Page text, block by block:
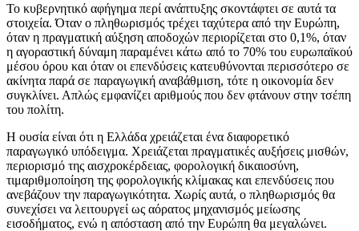
Το κυβερνητικό αφήγημα περί ανάπτυξης σκοντάφτει σε αυτά τα
στοιχεία. Όταν ο πληθωρισμός τρέχει ταχύτερα από την Ευρώπη,
όταν η πραγματική αύξηση αποδοχών περιορίζεται στο 0,1%, όταν
η αγοραστική δύναμη παραμένει κάτω από το 70% του ευρωπαϊκού
μέσου όρου και όταν οι επενδύσεις κατευθύνονται περισσότερο σε
ακίνητα παρά σε παραγωγική αναβάθμιση, τότε η οικονομία δεν
συγκλίνει. Απλώς εμφανίζει αριθμούς που δεν φτάνουν στην τσέπη
του πολίτη.
Η ουσία είναι ότι η Ελλάδα χρειάζεται ένα διαφορετικό
παραγωγικό υπόδειγμα. Χρειάζεται πραγματικές αυξήσεις μισθών,
περιορισμό της αισχροκέρδειας, φορολογική δικαιοσύνη,
τιμαριθμοποίηση της φορολογικής κλίμακας και επενδύσεις που
ανεβάζουν την παραγωγικότητα. Χωρίς αυτά, ο πληθωρισμός θα
συνεχίσει να λειτουργεί ως αόρατος μηχανισμός μείωσης
εισοδήματος, ενώ η απόσταση από την Ευρώπη θα μεγαλώνει.